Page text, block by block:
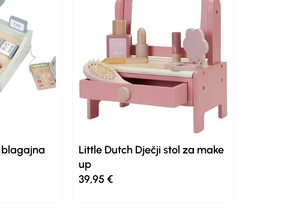
blagajna
Little Dutch Dječji stol za make
up
39,95€